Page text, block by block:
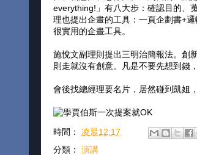
everything!」有八大步：確認目的、
理也提出企畫的工具：一頁企劃書+
很實用的企畫工具。
施悅文副理則提出三明治簡報法。創
則走就沒有創意。凡是不要先想到錢
會後找總經理要名片，居然碰到凱姐
時間： 凌晨12:17
分類： 演講